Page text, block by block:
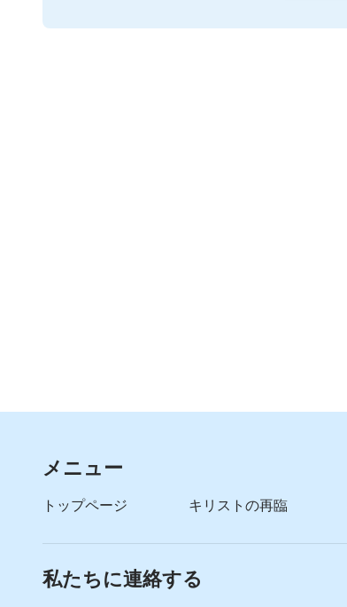
言葉に思い巡らせ
気が散る外部を遮断しなさい
メニュー
トップページ キリストの再臨
私たちに連絡する